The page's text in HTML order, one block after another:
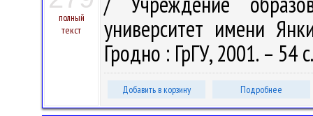
полный
текст
университет имени
Гродно : ГрГУ, 2001. – 54
Добавить в корзину Подробнее